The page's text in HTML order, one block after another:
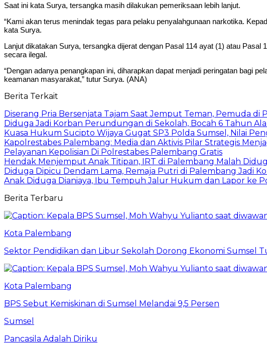
Saat ini kata Surya, tersangka masih dilakukan pemeriksaan lebih lanjut.
“Kami akan terus menindak tegas para pelaku penyalahgunaan narkotika.
kata Surya.
Lanjut dikatakan Surya, tersangka dijerat dengan Pasal 114 ayat (1) atau
secara ilegal.
“Dengan adanya penangkapan ini, diharapkan dapat menjadi peringatan bagi
keamanan masyarakat,” tutur Surya. (ANA)
Berita Terkait
Diserang Pria Bersenjata Tajam Saat Jemput Teman, Pemuda di
Diduga Jadi Korban Perundungan di Sekolah, Bocah 6 Tahun
Kuasa Hukum Sucipto Wijaya Gugat SP3 Polda Sumsel, Nilai
Kapolrestabes Palembang: Media dan Aktivis Pilar Strategis
Pelayanan Kepolisian Di Polrestabes Palembang Gratis
Hendak Menjemput Anak Titipan, IRT di Palembang Malah
Diduga Dipicu Dendam Lama, Remaja Putri di Palembang Jadi
Anak Diduga Dianiaya, Ibu Tempuh Jalur Hukum dan Lapor ke
Berita Terbaru
Kota Palembang
Sektor Pendidikan dan Libur Sekolah Dorong Ekonomi Sumsel
Kota Palembang
BPS Sebut Kemiskinan di Sumsel Melandai 9,5 Persen
Sumsel
Pancasila Adalah Diriku